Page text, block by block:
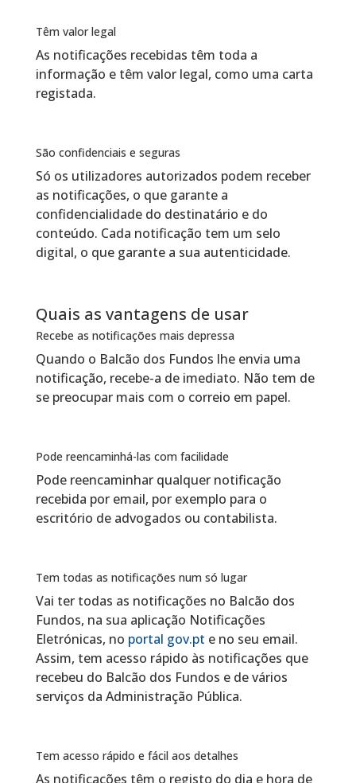
Têm valor legal
As notificações recebidas têm toda a
informação e têm valor legal, como uma carta
registada.
São confidenciais e seguras
Só os utilizadores autorizados podem receber
as notificações, o que garante a
confidencialidade do destinatário e do
conteúdo. Cada notificação tem um selo
digital, o que garante a sua autenticidade.
Quais as vantagens de usar
Recebe as notificações mais depressa
Quando o Balcão dos Fundos lhe envia uma
notificação, recebe-a de imediato. Não tem de
se preocupar mais com o correio em papel.
Pode reencaminhá-las com facilidade
Pode reencaminhar qualquer notificação
recebida por email, por exemplo para o
escritório de advogados ou contabilista.
Tem todas as notificações num só lugar
Vai ter todas as notificações no Balcão dos
Fundos, na sua aplicação Notificações
Eletrónicas, no portal gov.pt e no seu email.
Assim, tem acesso rápido às notificações que
recebeu do Balcão dos Fundos e de vários
serviços da Administração Pública.
Tem acesso rápido e fácil aos detalhes
As notificações têm o registo do dia e hora de